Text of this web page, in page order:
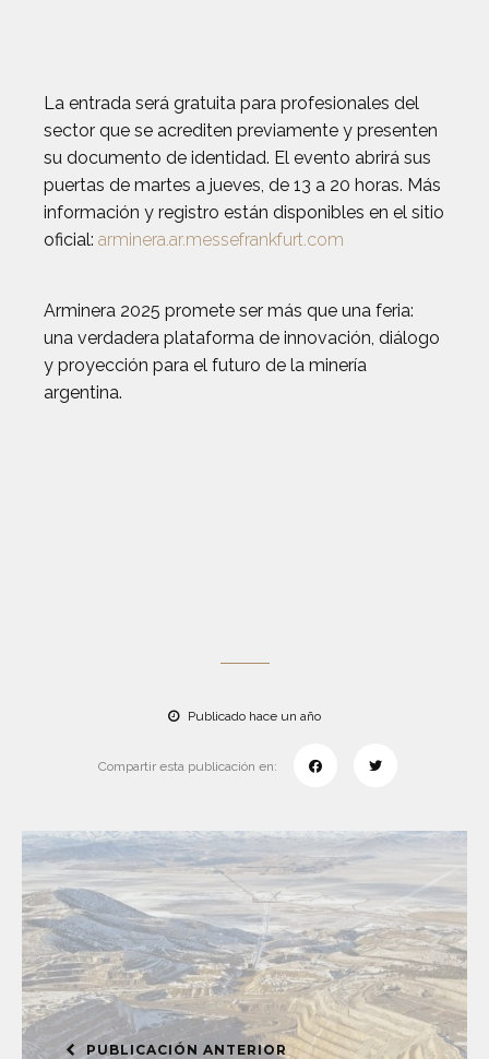
La entrada será gratuita para profesionales del
sector que se acrediten previamente y presenten
su documento de identidad. El evento abrirá sus
puertas de martes a jueves, de 13 a 20 horas. Más
información y registro están disponibles en el sitio
oficial: arminera.ar.messefrankfurt.com
Arminera 2025 promete ser más que una feria:
una verdadera plataforma de innovación, diálogo
y proyección para el futuro de la minería
argentina.
Publicado hace un año
Compartir esta publicación en:
PUBLICACIÓN ANTERIOR